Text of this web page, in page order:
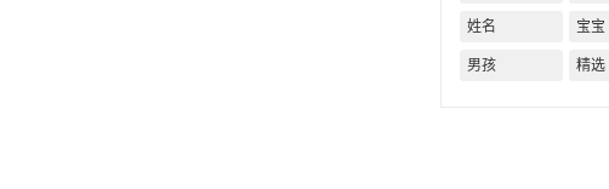
姓名 宝宝
男孩 精选